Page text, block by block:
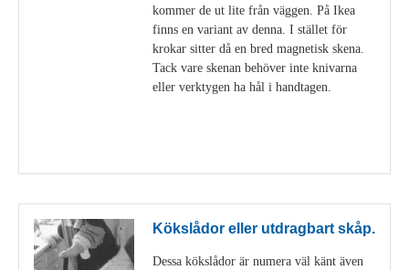
kommer de ut lite från väggen. På Ikea
finns en variant av denna. I stället för
krokar sitter då en bred magnetisk skena.
Tack vare skenan behöver inte knivarna
eller verktygen ha hål i handtagen.
Kökslådor eller utdragbart skåp.
Dessa kökslådor är numera väl känt även